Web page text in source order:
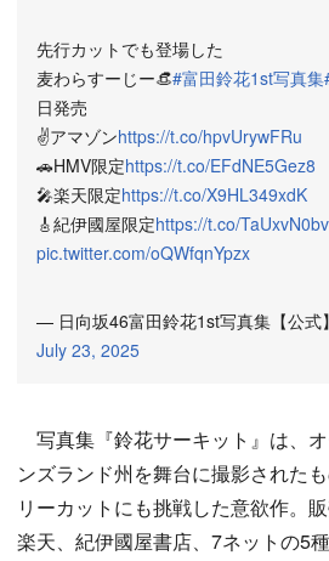
先行カットでも登場した
麦わらすーじー👒#富田鈴花1st写真集
日発売
✌️アマゾンhttps://t.co/hpvUrywFRu
🚗HMV限定https://t.co/EFdNE5Gez8
🎤楽天限定https://t.co/X9HL349xdK
🎸紀伊國屋限定https://t.co/
pic.twitter.com/oQWfqnYpzx
— 日向坂46富田鈴花1st写真集【公式
July 23, 2025
写真集『鈴花サーキット』は、
ンズランド州を舞台に撮影された
リーカットにも挑戦した意欲作。
楽天、紀伊國屋書店、7ネットの5